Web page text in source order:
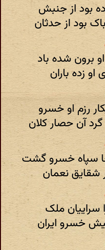
بود از جنبش
بود از حدثان
برون شده باد
او زده باران
رزم او خسرو
آن حصار کلان
سپاه خسرو گشت
شقایق نعمان
سراییان ملک
خسرو ایران